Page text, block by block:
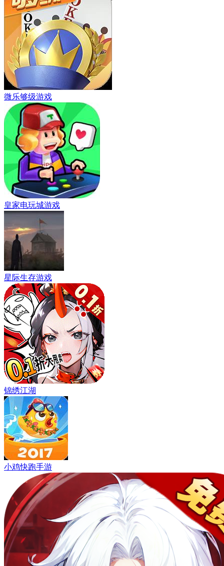
微乐够级游戏
皇家电玩城游戏
星际生存游戏
锦绣江湖
小鸡快跑手游